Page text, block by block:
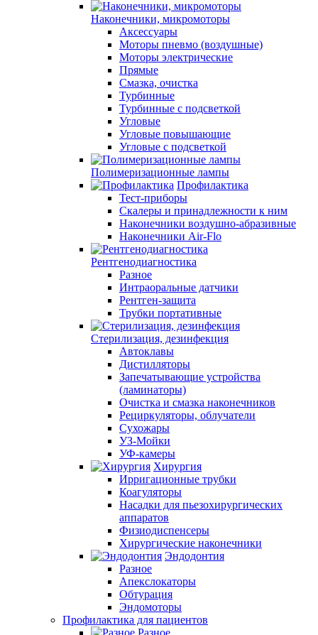
Наконечники, микромоторы
Аксессуары
Моторы пневмо (воздушные)
Моторы электрические
Прямые
Смазка, очистка
Турбинные
Турбинные с подсветкой
Угловые
Угловые повышающие
Угловые с подсветкой
Полимеризационные лампы
Профилактика
Тест-приборы
Скалеры и принадлежности к ним
Наконечники воздушно-абразивные
Наконечники Air-Flo
Рентгенодиагностика
Разное
Интраоральные датчики
Рентген-защита
Трубки портативные
Стерилизация, дезинфекция
Автоклавы
Дистилляторы
Запечатывающие устройства
(ламинаторы)
Очистка и смазка наконечников
Рециркуляторы, облучатели
Сухожары
УЗ-Мойки
УФ-камеры
Хирургия
Ирригационные трубки
Коагуляторы
Насадки для пьезохирургических
аппаратов
Физиодиспенсеры
Хирургические наконечники
Эндодонтия
Разное
Апекслокаторы
Обтурация
Эндомоторы
Профилактика для пациентов
Разное